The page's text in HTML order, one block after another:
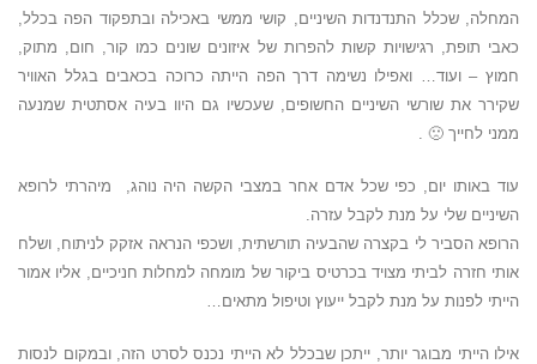
המחלה, שכלל התנדנדות השיניים, קושי ממשי באכילה ובתפקוד הפה בכלל,
כאבי תופת, רגישויות קשות להפרות של איזונים שונים כמו קור, חום, מתוק,
חמוץ – ועוד… ואפילו נשימה דרך הפה הייתה כרוכה בכאבים בגלל האוויר
שקירר את שורשי השיניים החשופים, שעכשיו גם היוו בעיה אסתטית שמנעה
ממני לחייך 🙁 .
עוד באותו יום, כפי שכל אדם אחר במצבי הקשה היה נוהג, מיהרתי לרופא
השיניים שלי על מנת לקבל עזרה.
הרופא הסביר לי בקצרה שהבעיה תורשתית, ושכפי הנראה אזקק לניתוח, ושלח
אותי חזרה לביתי מצויד בכרטיס ביקור של מומחה למחלות חניכיים, אליו אמור
הייתי לפנות על מנת לקבל ייעוץ וטיפול מתאים…
אילו הייתי מבוגר יותר, ייתכן שבכלל לא הייתי נכנס לסרט הזה, ובמקום לנסות